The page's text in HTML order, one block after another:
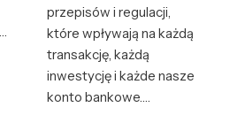
przepisów i regulacji,
które wpływają na każdą
transakcję, każdą
inwestycję i każde nasze
konto bankowe.…